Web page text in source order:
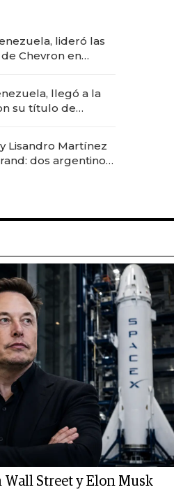
lideró las
Chevron en
llegó a la
su título de
premium"
Lisandro Martínez
dos argentinos
Wall Street y Elon Musk